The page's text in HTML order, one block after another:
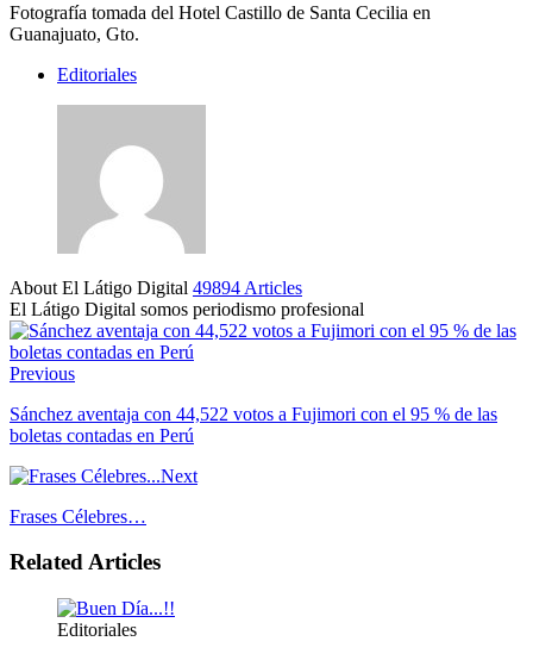
Fotografía tomada del Hotel Castillo de Santa Cecilia en
Guanajuato, Gto.
Editoriales
About El Látigo Digital 49894 Articles
El Látigo Digital somos periodismo profesional
Website
Facebook
Previous
Sánchez aventaja con 44,522 votos a Fujimori con el 95 % de las
boletas contadas en Perú
Next
Frases Célebres…
Related Articles
Editoriales